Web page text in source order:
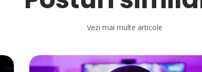
Vezi mai multe articole